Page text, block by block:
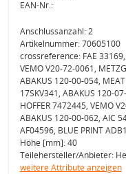
EAN-Nr.:
Anschlussanzahl: 2
Artikelnummer: 70605100
crossreference: FAE 33169,
VEMO V20-72-0061,
ABAKUS 120-00-054,
17SKV341, ABAKUS 120-
HOFFER 7472445, VEMO
ABAKUS 120-00-062, AIC
AF04596, BLUE PRINT
Höhe [mm]: 40
Teilehersteller/Anbieter:
weitere Attribute anzeigen